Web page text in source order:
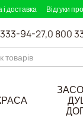
доставка Відгуки
94-27,0 800